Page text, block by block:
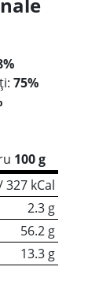
75%
100 g
327 kCal
2.3 g
56.2 g
13.3 g